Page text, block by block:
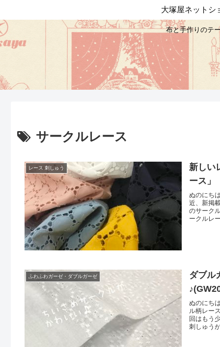
布と手作りのテ
大塚屋ネットシ
サークルレース
レース 刺しゅう
新しい
ース」
ぬのにち
近、新掲
のサーク
ークルレ
ふわふわガーゼ・ダブルガーゼ
ダブル
ぬのにち
ル柄レー
回はもう
刺しゅう